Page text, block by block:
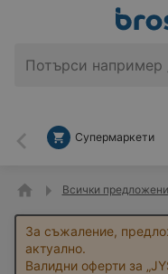
Назад
Супермаркети
Всички
За съжаление,
актуално.
Валидни оферти за